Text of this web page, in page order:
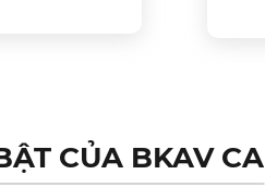
CỦA BKAV CA